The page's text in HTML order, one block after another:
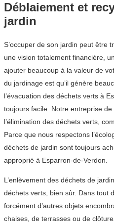
Déblaiement et
jardin
S’occuper de son jardin peut être
une vision totalement financière,
ajouter beaucoup à la valeur de
du jardinage est qu’il génère
l’évacuation des déchets verts à
toujours facile. Notre entreprise
l’élimination des déchets verts,
Parce que nous respectons
déchets de jardin sont toujours
approprié à Esparron-de-Verdon.
L’enlèvement des déchets de
déchets verts, bien sûr. Dans tout
forcément d’autres objets
chaises, de terrasses ou de